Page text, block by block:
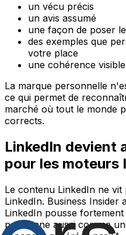
un vécu précis
un avis assumé
une façon de poser
des exemples que
votre place
une cohérence
La marque personnelle
ce qui permet de
marché où tout le monde
corrects.
LinkedIn devient
pour les moteurs
Le contenu LinkedIn ne
LinkedIn. Business Insider
LinkedIn pousse
positionne aussi comme